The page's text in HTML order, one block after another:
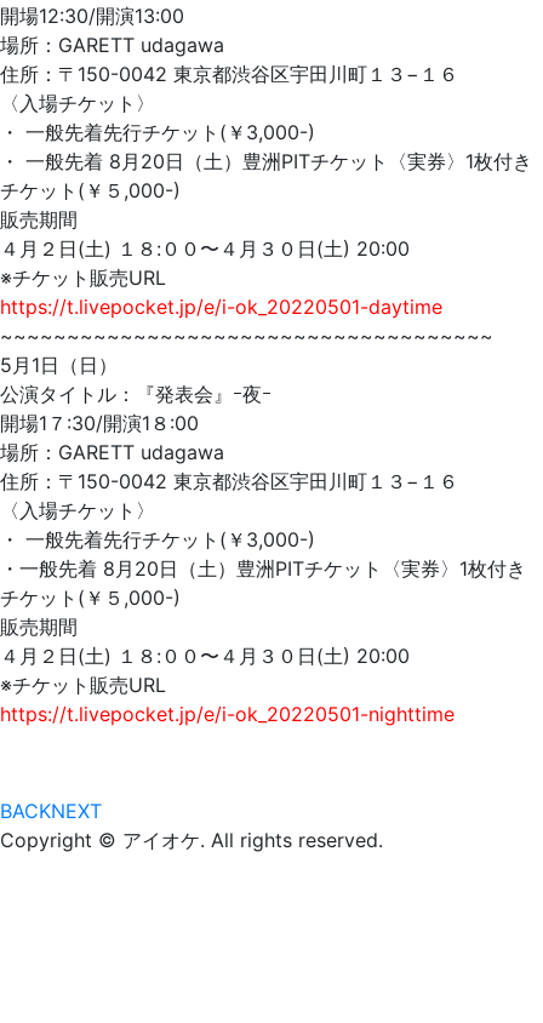
開場12:30/開演13:00
場所：GARETT udagawa
住所：〒150-0042 東京都渋谷区宇田川町１３−１６
〈入場チケット〉
・ 一般先着先行チケット(￥3,000-)
・ 一般先着 8月20日（土）豊洲PITチケット〈実券〉1枚付き
チケット(￥５,000-)
販売期間
４月２日(土) １８:００〜４月３０日(土) 20:00
※チケット販売URL
https://t.livepocket.jp/e/i-ok_20220501-daytime
~~~~~~~~~~~~~~~~~~~~~~~~~~~~~~~~~~~~~
5月1日（日）
公演タイトル：『発表会』ｰ夜ｰ
開場1７:30/開演1８:00
場所：GARETT udagawa
住所：〒150-0042 東京都渋谷区宇田川町１３−１６
〈入場チケット〉
・ 一般先着先行チケット(￥3,000-)
・一般先着 8月20日（土）豊洲PITチケット〈実券〉1枚付き
チケット(￥５,000-)
販売期間
４月２日(土) １８:００〜４月３０日(土) 20:00
※チケット販売URL
https://t.livepocket.jp/e/i-ok_20220501-nighttime
BACKNEXT
Copyright © アイオケ. All rights reserved.